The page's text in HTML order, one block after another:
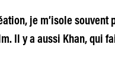
je m’isole souvent
Il y a aussi Khan, qui